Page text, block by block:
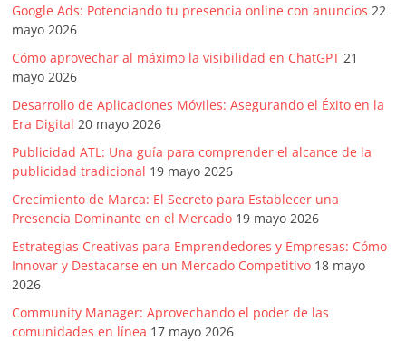
Google Ads: Potenciando tu presencia online con anuncios 22
mayo 2026
Cómo aprovechar al máximo la visibilidad en ChatGPT 21
mayo 2026
Desarrollo de Aplicaciones Móviles: Asegurando el Éxito en la
Era Digital 20 mayo 2026
Publicidad ATL: Una guía para comprender el alcance de la
publicidad tradicional 19 mayo 2026
Crecimiento de Marca: El Secreto para Establecer una
Presencia Dominante en el Mercado 19 mayo 2026
Estrategias Creativas para Emprendedores y Empresas: Cómo
Innovar y Destacarse en un Mercado Competitivo 18 mayo
2026
Community Manager: Aprovechando el poder de las
comunidades en línea 17 mayo 2026